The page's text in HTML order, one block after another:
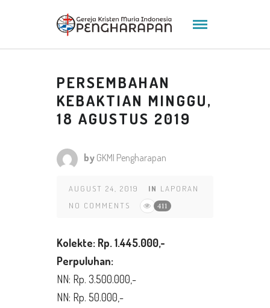
PERSEMBAHAN
KEBAKTIAN MINGGU,
18 AGUSTUS 2019
by GKMI Pengharapan
AUGUST 24, 2019 IN LAPORAN
NO COMMENTS
411
Kolekte: Rp. 1.445.000,-
Perpuluhan:
NN: Rp. 3.500.000,-
NN: Rp. 50.000,-